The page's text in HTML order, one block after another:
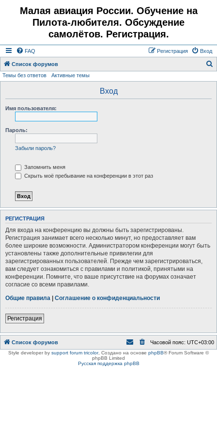
Малая авиация России. Обучение на
Пилота-любителя. Обсуждение
самолётов. Регистрация.
FAQ Вход
Регистрация
Список форумов
Темы без ответов Активные темы
Вход
Имя пользователя:
Пароль:
Забыли пароль?
Запомнить меня
Скрыть моё пребывание на конференции в этот раз
РЕГИСТРАЦИЯ
Для входа на конференцию вы должны быть зарегистрированы.
Регистрация занимает всего несколько минут, но предоставляет вам
более широкие возможности. Администратором конференции могут быть
установлены также дополнительные привилегии для
зарегистрированных пользователей. Прежде чем зарегистрироваться,
вам следует ознакомиться с правилами и политикой, принятыми на
конференции. Помните, что ваше присутствие на форумах означает
согласие со всеми правилами.
Общие правила | Соглашение о конфиденциальности
Регистрация
Список форумов Часовой пояс: UTC+03:00
Style developer by support forum tricolor, Создано на основе phpBB® Forum Software ©
phpBB Limited
Русская поддержка phpBB